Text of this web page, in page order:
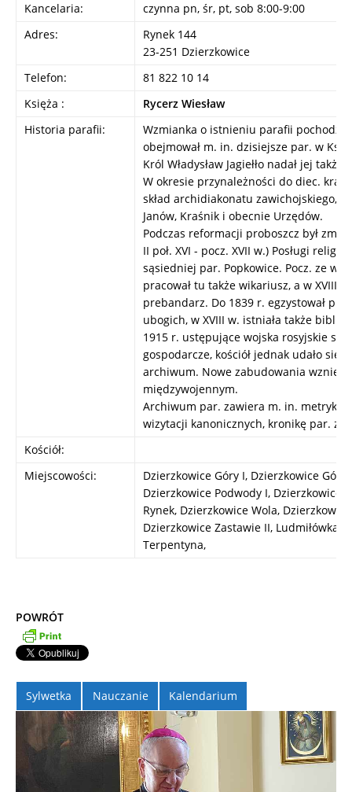
Kancelaria:
czynna pn, śr, pt, sob 8:00-9:00
Adres:
Rynek 144
23-251 Dzierzkowice
Telefon:
81 822 10 14
Księża :
Rycerz Wiesław
Historia parafii:
Wzmianka o istnieniu parafii pochodzi
obejmował m. in. dzisiejsze par. w
Król Władysław Jagiełło nadał jej
W okresie przynależności do diec.
skład archidiakonatu zawichojskiego,
Janów, Kraśnik i obecnie Urzędów.
Podczas reformacji proboszcz był
II poł. XVI - pocz. XVII w.) Posługi
sąsiedniej par. Popkowice. Pocz. ze
pracował tu także wikariusz, a w XVIII
prebandarz. Do 1839 r. egzystował
ubogich, w XVIII w. istniała także
1915 r. ustępujące wojska rosyjskie
gospodarcze, kościół jednak udało się
archiwum. Nowe zabudowania
międzywojennym.
Archiwum par. zawiera m. in. metryki
wizytacji kanonicznych, kronikę par. z
Kościół:
Miejscowości:
Dzierzkowice Góry I, Dzierzkowice
Dzierzkowice Podwody I, Dzierzkowice
Rynek, Dzierzkowice Wola,
Dzierzkowice Zastawie II, Ludmiłówka
Terpentyna,
POWRÓT
Sylwetka Nauczanie Kalendarium